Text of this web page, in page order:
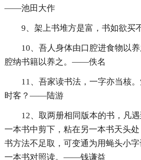
——池田大作
9、架上书堆方是富，书如欲买
10、吾人身体由口腔进食物以
腔纳书籍以养之。——佚名
11、吾家读书法，一字亦当核
时客？——陆游
12、取两册相同版本的书，凡
一本书中剪下，粘在另一本书天头
书方法不足取，可变通为用蝇头小
一本书对照读。——钱谦益